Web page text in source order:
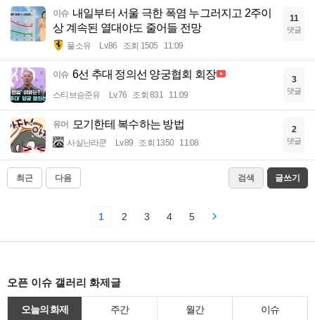
이슈 내일부터 서울 극한 폭염 누그러지고 2주이
상 계속된 열대야도 줄어들 전망
풀소유 Lv.86 조회 1505 11:09
11
댓글
이슈 6선 추대 정의선 양궁협회 회장
스티브승준유 Lv.76 조회 831 11:09
3
댓글
유머 모기한테 복수하는 방법
사실난라쿤 Lv.89 조회 1350 11:08
2
댓글
최근 다음 검색 글쓰기
1 2 3 4 5
오픈 이슈 갤러리 화제글
오늘의 화제 주간 월간 이슈